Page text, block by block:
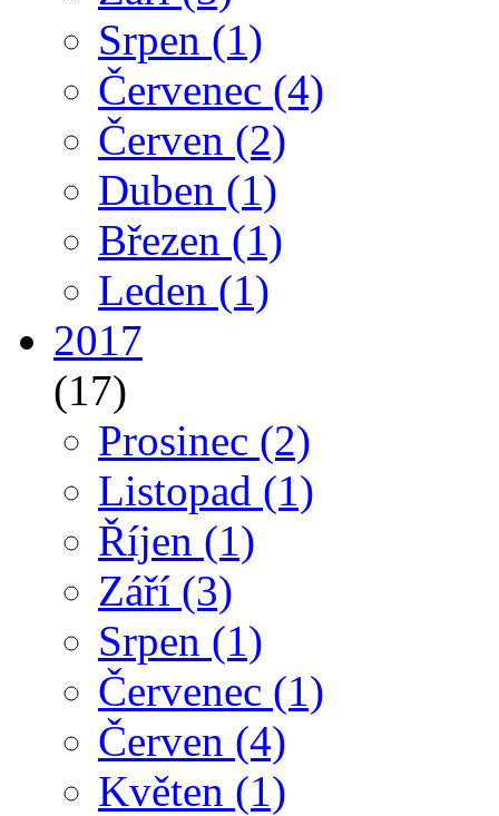
Srpen (1)
Červenec (4)
Červen (2)
Duben (1)
Březen (1)
Leden (1)
2017
(17)
Prosinec (2)
Listopad (1)
Říjen (1)
Září (3)
Srpen (1)
Červenec (1)
Červen (4)
Květen (1)